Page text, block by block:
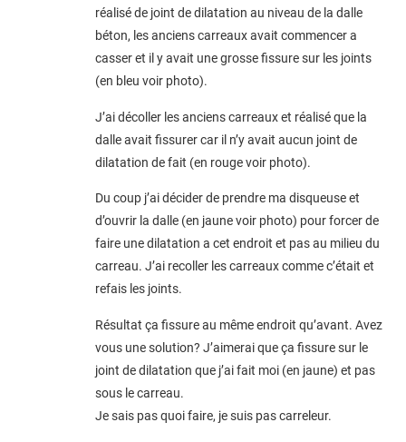
réalisé de joint de dilatation au niveau de la dalle
béton, les anciens carreaux avait commencer a
casser et il y avait une grosse fissure sur les joints
(en bleu voir photo).
J’ai décoller les anciens carreaux et réalisé que la
dalle avait fissurer car il n’y avait aucun joint de
dilatation de fait (en rouge voir photo).
Du coup j’ai décider de prendre ma disqueuse et
d’ouvrir la dalle (en jaune voir photo) pour forcer de
faire une dilatation a cet endroit et pas au milieu du
carreau. J’ai recoller les carreaux comme c’était et
refais les joints.
Résultat ça fissure au même endroit qu’avant. Avez
vous une solution? J’aimerai que ça fissure sur le
joint de dilatation que j’ai fait moi (en jaune) et pas
sous le carreau.
Je sais pas quoi faire, je suis pas carreleur.